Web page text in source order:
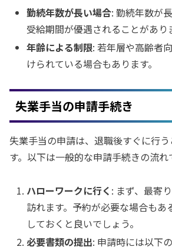
勤続年数が長い場合: 勤続年数が
受給期間が優遇されることがあり
年齢による制限: 若年層や高齢者
けられている場合もあります。
失業手当の申請手続き
失業手当の申請は、退職後すぐに行
す。以下は一般的な申請手続きの流れ
ハローワークに行く : まず、最寄
訪れます。予約が必要な場合もあ
しておくと良いでしょう。
必要書類の提出: 申請時には以下